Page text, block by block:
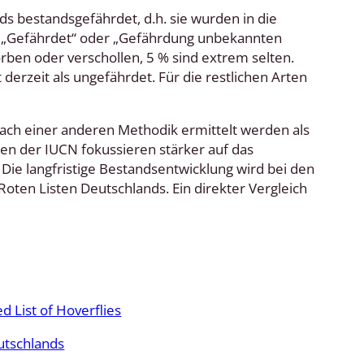
bestandsgefährdet, d.h. sie wurden in die
oder „Gefährdung unbekannten
oder verschollen, 5 % sind extrem selten.
als ungefährdet. Für die restlichen Arten
einer anderen Methodik ermittelt werden als
der IUCN fokussieren stärker auf das
langfristige Bestandsentwicklung wird bei den
Listen Deutschlands. Ein direkter Vergleich
List of Hoverflies